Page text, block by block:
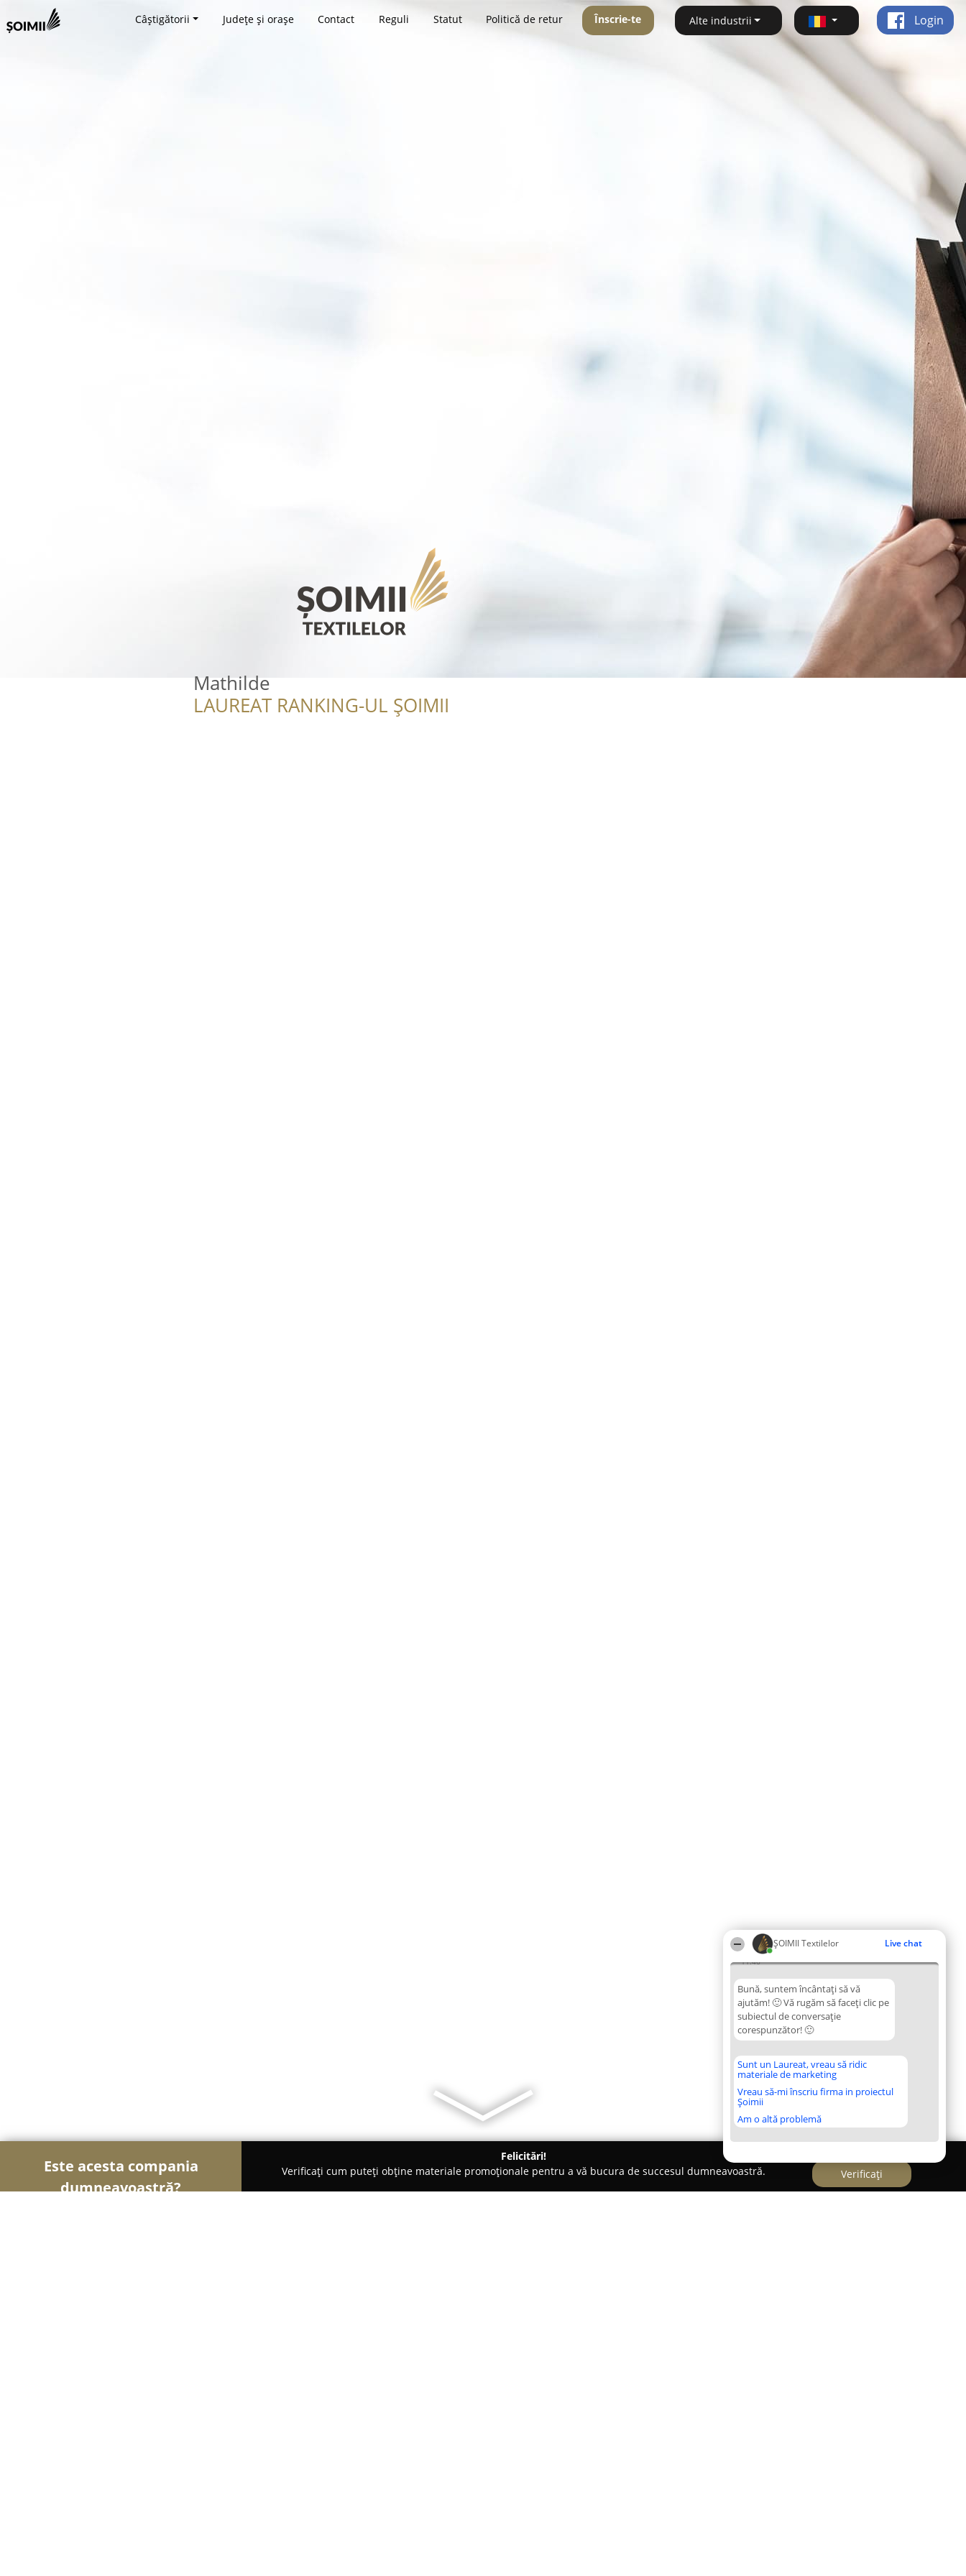
ȘOIMII Textilelor Live chat
11:46
Bună, suntem încântați să vă
ajutăm! 🙂 Vă rugăm să faceți clic pe
subiectul de conversație
corespunzător! 🙂
Sunt un Laureat, vreau să ridic
materiale de marketing
Vreau să-mi înscriu firma in proiectul
Șoimii
Am o altă problemă
Câștigătorii Județe și orașe Contact Reguli Statut Politică de retur Înscrie-te Alte industrii Login
Mathilde
LAUREAT RANKING-UL ȘOIMII
Este acesta compania
dumneavoastră?
Felicitări!
Verificați cum puteți obține materiale promoționale pentru a vă bucura de succesul dumneavoastră.
Verificați